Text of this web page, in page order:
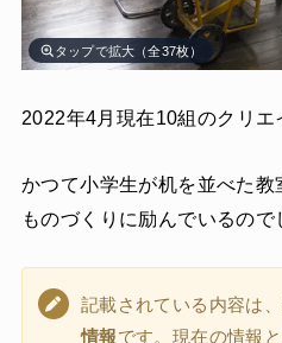
タップで拡大（全37枚）
2022年4月現在10組のクリエ
かつて小学生が机を並べた
ものづくりに励んでいるので
記載されている内容は、
情報です。現在の情報